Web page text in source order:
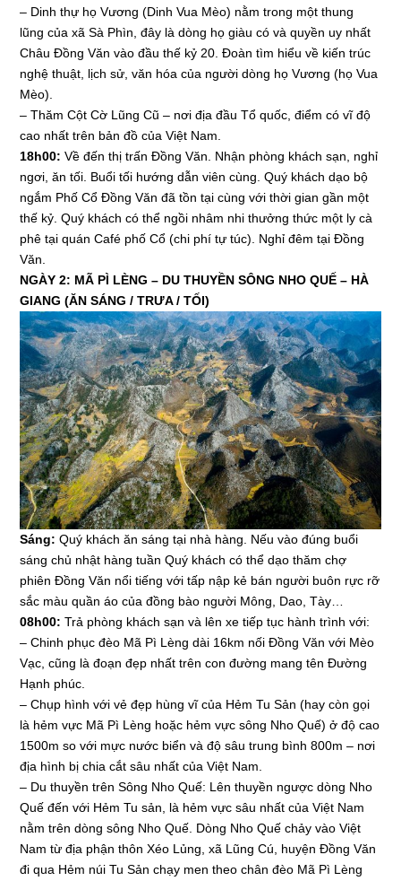
– Dinh thự họ Vương (Dinh Vua Mèo) nằm trong một thung
lũng của xã Sà Phìn, đây là dòng họ giàu có và quyền uy nhất
Châu Đồng Văn vào đầu thế kỷ 20. Đoàn tìm hiểu về kiến trúc
nghệ thuật, lịch sử, văn hóa của người dòng họ Vương (họ Vua
Mèo).
– Thăm Cột Cờ Lũng Cũ – nơi địa đầu Tổ quốc, điểm có vĩ độ
cao nhất trên bản đồ của Việt Nam.
18h00: Về đến thị trấn Đồng Văn. Nhận phòng khách sạn, nghỉ
ngơi, ăn tối. Buổi tối hướng dẫn viên cùng. Quý khách dạo bộ
ngắm Phố Cổ Đồng Văn đã tồn tại cùng với thời gian gần một
thế kỷ. Quý khách có thể ngồi nhâm nhi thưởng thức một ly cà
phê tại quán Café phố Cổ (chi phí tự túc). Nghỉ đêm tại Đồng
Văn.
NGÀY 2: MÃ PÌ LÈNG – DU THUYỀN SÔNG NHO QUẾ – HÀ
GIANG (ĂN SÁNG / TRƯA / TỐI)
Sáng: Quý khách ăn sáng tại nhà hàng. Nếu vào đúng buổi
sáng chủ nhật hàng tuần Quý khách có thể dạo thăm chợ
phiên Đồng Văn nổi tiếng với tấp nập kẻ bán người buôn rực rỡ
sắc màu quần áo của đồng bào người Mông, Dao, Tày…
08h00: Trả phòng khách sạn và lên xe tiếp tục hành trình với:
– Chinh phục đèo Mã Pì Lèng dài 16km nối Đồng Văn với Mèo
Vạc, cũng là đoạn đẹp nhất trên con đường mang tên Đường
Hạnh phúc.
– Chụp hình với vẻ đẹp hùng vĩ của Hẻm Tu Sản (hay còn gọi
là hẻm vực Mã Pì Lèng hoặc hẻm vực sông Nho Quế) ở độ cao
1500m so với mực nước biển và độ sâu trung bình 800m – nơi
địa hình bị chia cắt sâu nhất của Việt Nam.
– Du thuyền trên Sông Nho Quế: Lên thuyền ngược dòng Nho
Quế đến với Hẻm Tu sản, là hẻm vực sâu nhất của Việt Nam
nằm trên dòng sông Nho Quế. Dòng Nho Quế chảy vào Việt
Nam từ địa phận thôn Xéo Lủng, xã Lũng Cú, huyện Đồng Văn
đi qua Hẻm núi Tu Sản chạy men theo chân đèo Mã Pì Lèng